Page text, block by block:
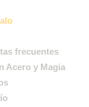
frecuentes
Acero y Magia